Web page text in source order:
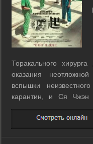
Торакального
оказания
вспышки
карантин, и Ся Чжэн
сотнями
семьями. ...